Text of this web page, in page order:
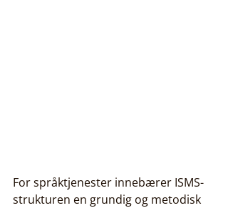
For språktjenester innebærer ISMS-
strukturen en grundig og metodisk